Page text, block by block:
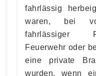
fahrlässig
waren, bei
fahrlässiger
Feuerwehr oder
eine private
wurden, wenn